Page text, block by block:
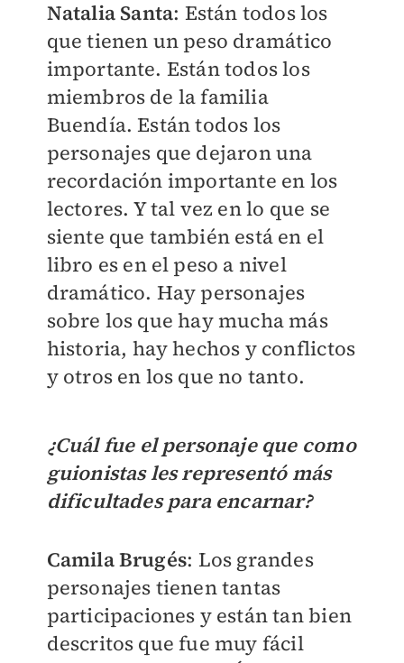
Natalia Santa: Están todos los
que tienen un peso dramático
importante. Están todos los
miembros de la familia
Buendía. Están todos los
personajes que dejaron una
recordación importante en los
lectores. Y tal vez en lo que se
siente que también está en el
libro es en el peso a nivel
dramático. Hay personajes
sobre los que hay mucha más
historia, hay hechos y conflictos
y otros en los que no tanto.
¿Cuál fue el personaje que como
guionistas les representó más
dificultades para encarnar?
Camila Brugés: Los grandes
personajes tienen tantas
participaciones y están tan bien
descritos que fue muy fácil